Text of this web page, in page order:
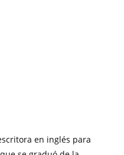
en inglés para